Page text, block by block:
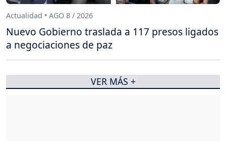
Actualidad • AGO 8 / 2026
Nuevo Gobierno traslada a 117 presos ligados
a negociaciones de paz
VER MÁS +